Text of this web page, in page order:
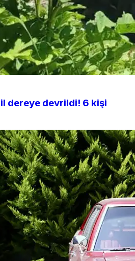
dereye devrildi! 6 kişi